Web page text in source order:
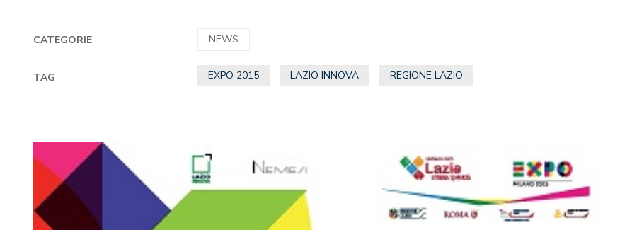
CATEGORIE NEWS
TAG EXPO 2015 LAZIO INNOVA REGIONE LAZIO